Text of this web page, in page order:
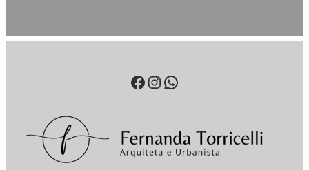
Facebook
Instagram
WhatsApp